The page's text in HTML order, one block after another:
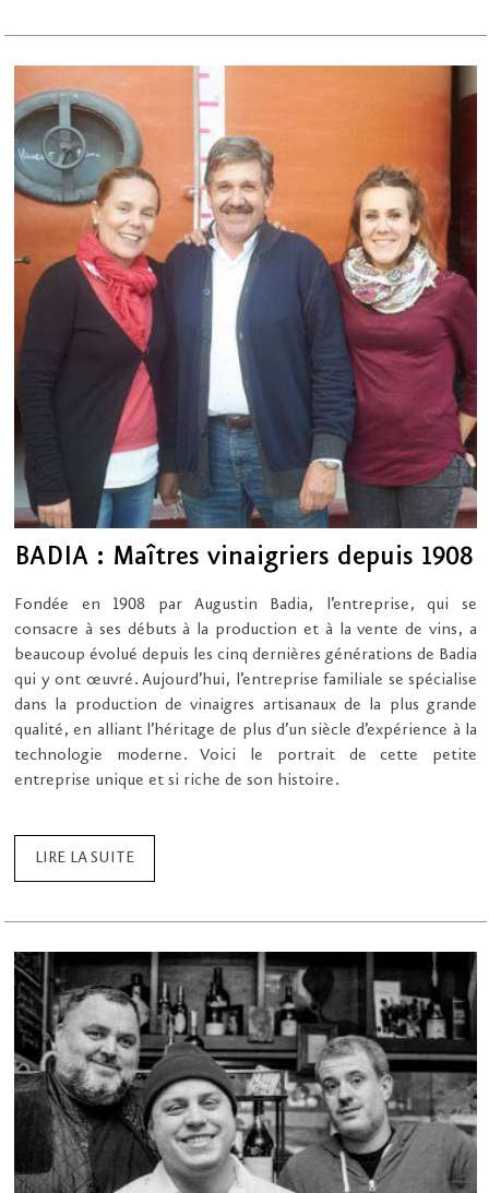
BADIA : Maîtres vinaigriers depuis 1908
Fondée en 1908 par Augustin Badia, l’entreprise, qui se
consacre à ses débuts à la production et à la vente de vins, a
beaucoup évolué depuis les cinq dernières générations de Badia
qui y ont œuvré. Aujourd’hui, l’entreprise familiale se spécialise
dans la production de vinaigres artisanaux de la plus grande
qualité, en alliant l’héritage de plus d’un siècle d’expérience à la
technologie moderne. Voici le portrait de cette petite
entreprise unique et si riche de son histoire.
LIRE LA SUITE